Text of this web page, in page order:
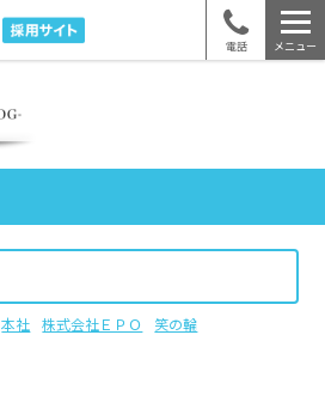
電話 メニュー
本社 株式会社ＥＰＯ 笑の輪